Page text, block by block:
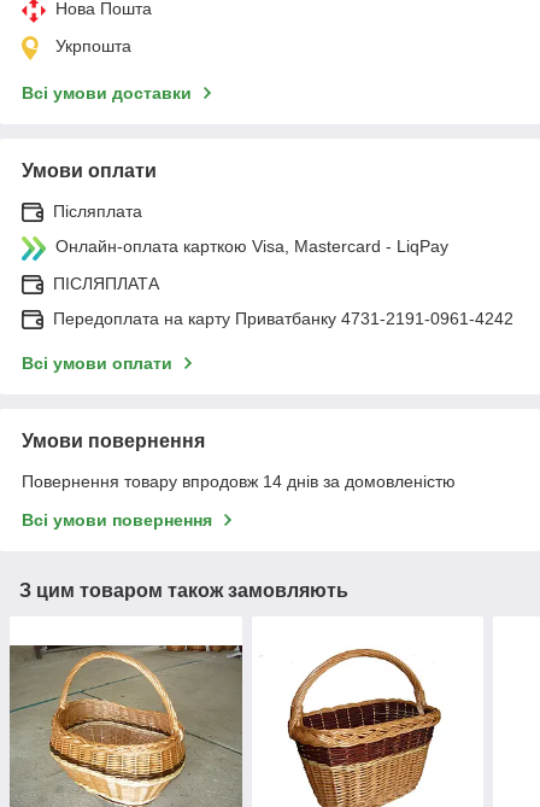
Нова Пошта
Укрпошта
Всі умови доставки
Умови оплати
Післяплата
Онлайн-оплата карткою Visa, Mastercard - LiqPay
ПІСЛЯПЛАТА
Передоплата на карту Приватбанку 4731-2191-0961-4242
Всі умови оплати
Умови повернення
Повернення товару впродовж 14 днів за домовленістю
Всі умови повернення
З цим товаром також замовляють